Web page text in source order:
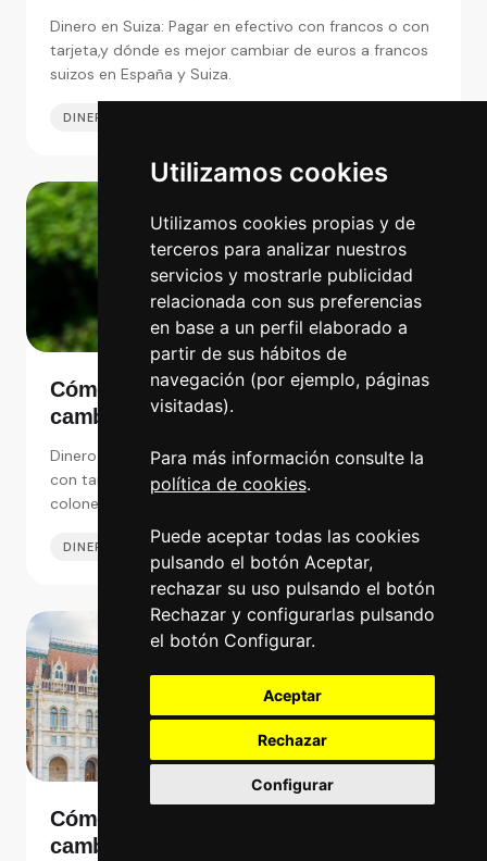
Utilizamos cookies
Utilizamos cookies propias y de
terceros para analizar nuestros
servicios y mostrarle publicidad
relacionada con sus preferencias
en base a un perfil elaborado a
partir de sus hábitos de
navegación (por ejemplo, páginas
visitadas).
Para más información consulte la
política de cookies.
Puede aceptar todas las cookies
pulsando el botón Aceptar,
rechazar su uso pulsando el botón
Rechazar y configurarlas pulsando
el botón Configurar.
Aceptar
Rechazar
Configurar
Dinero en Suiza: Pagar en efectivo con francos o con
tarjeta,y dónde es mejor cambiar de euros a francos
suizos en España y Suiza.
DINERO EN EL EXTRANJERO
Cómo pagar en Costa Rica y dónde
cambiar de euros a colón
Dinero en Costa Rica: Pagar en efectivo con colón o
con tarjeta, y dónde es mejor cambiar de euros a
colones costarricenses en España y Costa Rica.
DINERO EN EL EXTRANJERO 16 JUN 2025
Cómo pagar en Budapest y dónde
cambiar de euros a florines húngaros